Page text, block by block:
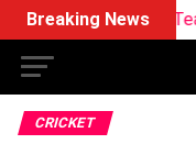
Breaking News
Team Prediction
CRICKET